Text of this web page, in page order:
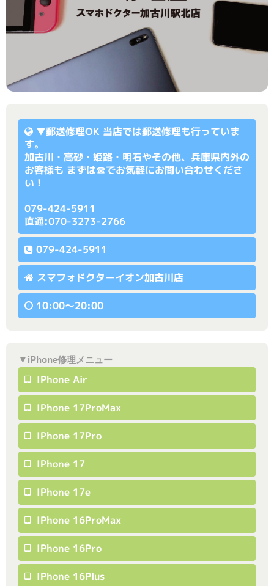
▼郵送修理OK 当店では郵送修理も行っていま
す。
加古川・高砂・姫路・明石やその他、兵庫県内外の
お客様も まずは☎でお気軽にお問い合わせくださ
い！
079-424-5911
直通:070-3273-2766
079-424-5911
スマフォドクターイオン加古川店
10:00〜20:00
▼iPhone修理メニュー
IPhone Air
IPhone 17ProMax
IPhone 17Pro
IPhone 17
IPhone 17e
IPhone 16ProMax
IPhone 16Pro
IPhone 16Plus